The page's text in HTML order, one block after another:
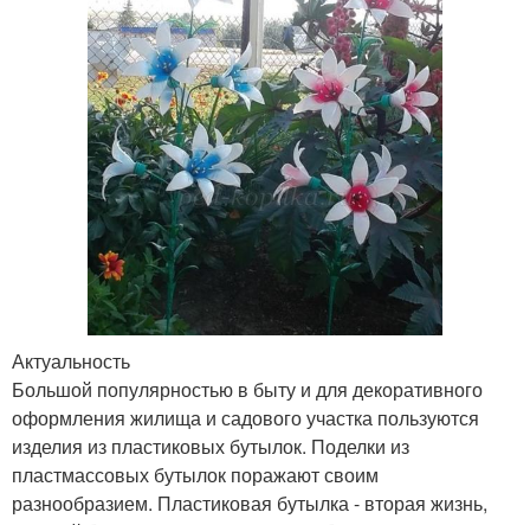
Актуальность
Большой популярностью в быту и для декоративного
оформления жилища и садового участка пользуются
изделия из пластиковых бутылок. Поделки из
пластмассовых бутылок поражают своим
разнообразием. Пластиковая бутылка - вторая жизнь,